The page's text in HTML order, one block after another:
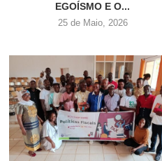
EGOÍSMO E O...
25 de Maio, 2026